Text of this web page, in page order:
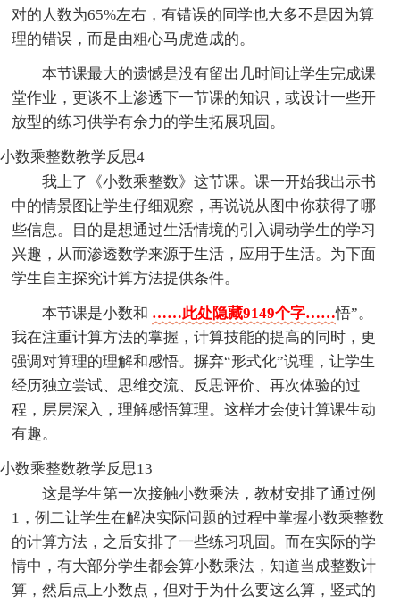
对的人数为65%左右，有错误的同学也大多不是因为算
理的错误，而是由粗心马虎造成的。
本节课最大的遗憾是没有留出几时间让学生完成课
堂作业，更谈不上渗透下一节课的知识，或设计一些开
放型的练习供学有余力的学生拓展巩固。
小数乘整数教学反思4
我上了《小数乘整数》这节课。课一开始我出示书
中的情景图让学生仔细观察，再说说从图中你获得了哪
些信息。目的是想通过生活情境的引入调动学生的学习
兴趣，从而渗透数学来源于生活，应用于生活。为下面
学生自主探究计算方法提供条件。
本节课是小数和 ……此处隐藏9149个字……悟”。
我在注重计算方法的掌握，计算技能的提高的同时，更
强调对算理的理解和感悟。摒弃“形式化”说理，让学生
经历独立尝试、思维交流、反思评价、再次体验的过
程，层层深入，理解感悟算理。这样才会使计算课生动
有趣。
小数乘整数教学反思13
这是学生第一次接触小数乘法，教材安排了通过例
1，例二让学生在解决实际问题的过程中掌握小数乘整数
的计算方法，之后安排了一些练习巩固。而在实际的学
情中，有大部分学生都会算小数乘法，知道当成整数计
算，然后点上小数点，但对于为什么要这么算，竖式的